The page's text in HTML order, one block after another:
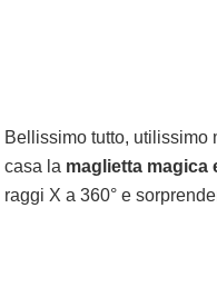
Bellissimo tutto, utilissimo
casa la maglietta magica
raggi X a 360° e